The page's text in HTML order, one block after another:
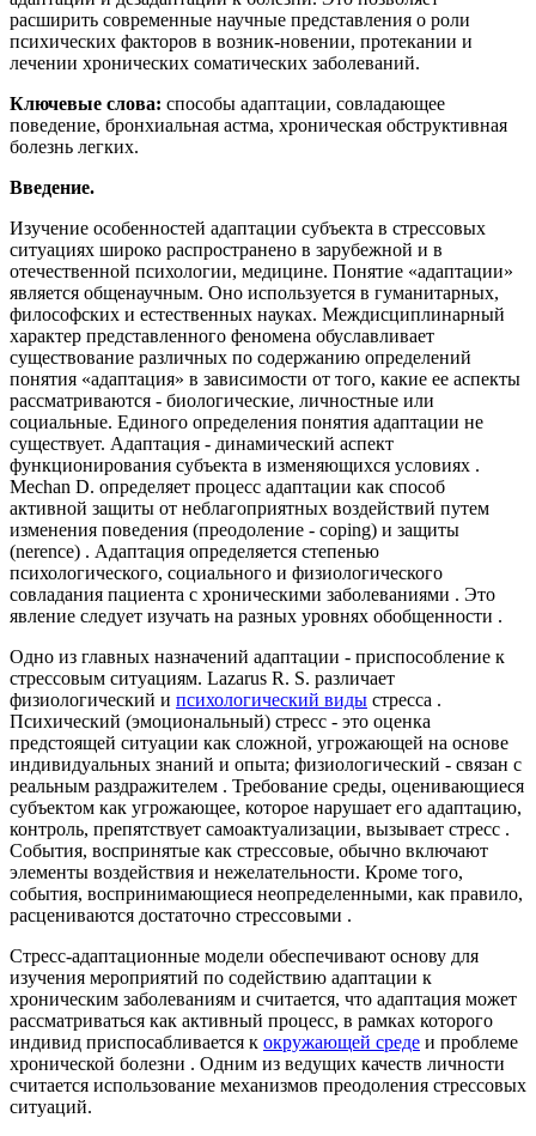
расширить современные научные представления о роли
психических факторов в возник-новении, протекании и
лечении хронических соматических заболеваний.
Ключевые слова: способы адаптации, совладающее
поведение, бронхиальная астма, хроническая обструктивная
болезнь легких.
Введение.
Изучение особенностей адаптации субъекта в стрессовых
ситуациях широко распространено в зарубежной и в
отечественной психологии, медицине. Понятие «адаптации»
является общенаучным. Оно используется в гуманитарных,
философских и естественных науках. Междисциплинарный
характер представленного феномена обуславливает
существование различных по содержанию определений
понятия «адаптация» в зависимости от того, какие ее аспекты
рассматриваются - биологические, личностные или
социальные. Единого определения понятия адаптации не
существует. Адаптация - динамический аспект
функционирования субъекта в изменяющихся условиях .
Mechan D. определяет процесс адаптации как способ
активной защиты от неблагоприятных воздействий путем
изменения поведения (преодоление - coping) и защиты
(nerence) . Адаптация определяется степенью
психологического, социального и физиологического
совладания пациента с хроническими заболеваниями . Это
явление следует изучать на разных уровнях обобщенности .
Одно из главных назначений адаптации - приспособление к
стрессовым ситуациям. Lazarus R. S. различает
физиологический и психологический виды стресса .
Психический (эмоциональный) стресс - это оценка
предстоящей ситуации как сложной, угрожающей на основе
индивидуальных знаний и опыта; физиологический - связан с
реальным раздражителем . Требование среды, оценивающиеся
субъектом как угрожающее, которое нарушает его адаптацию,
контроль, препятствует самоактуализации, вызывает стресс .
События, воспринятые как стрессовые, обычно включают
элементы воздействия и нежелательности. Кроме того,
события, воспринимающиеся неопределенными, как правило,
расцениваются достаточно стрессовыми .
Стресс-адаптационные модели обеспечивают основу для
изучения мероприятий по содействию адаптации к
хроническим заболеваниям и считается, что адаптация может
рассматриваться как активный процесс, в рамках которого
индивид приспосабливается к окружающей среде и проблеме
хронической болезни . Одним из ведущих качеств личности
считается использование механизмов преодоления стрессовых
ситуаций.